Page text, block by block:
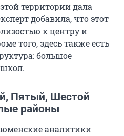
территории дала
добавила, что этот
к центру и
того, здесь также есть
большое
школ.
Пятый, Шестой
районы
аналитики